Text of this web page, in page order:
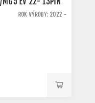
ROK VÝROBY: 2022 -